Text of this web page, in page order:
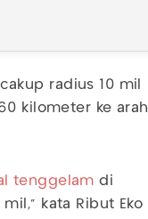
radius 10 mil
kilometer ke arah
tenggelam di
kata Ribut Eko